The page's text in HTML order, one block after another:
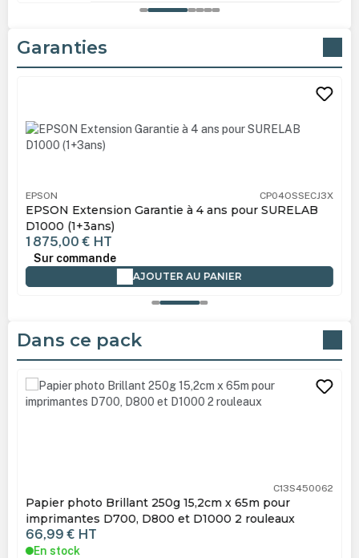
Garanties
EPSON CP04OSSECJ3X
EPSON Extension Garantie à 4 ans pour SURELAB
D1000 (1+3ans)
1 875,00 € HT
Sur commande
AJOUTER AU PANIER
Dans ce pack
Ignorer la galerie de produits
C13S450062
Papier photo Brillant 250g 15,2cm x 65m pour
imprimantes D700, D800 et D1000 2 rouleaux
66,99 € HT
En stock